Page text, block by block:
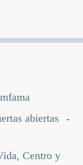
abiertas
-
Centro y